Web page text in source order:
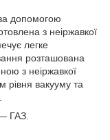
допомогою
з неіржавкої
легке
розташована
з неіржавкої
рівня вакууму та
ГАЗ.